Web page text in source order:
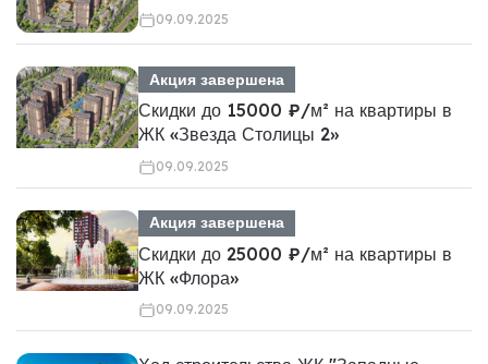
09.09.2025
Акция завершена
Скидки до 15000 ₽/м² на квартиры в
ЖК «Звезда Столицы 2»
09.09.2025
Акция завершена
Скидки до 25000 ₽/м² на квартиры в
ЖК «Флора»
09.09.2025